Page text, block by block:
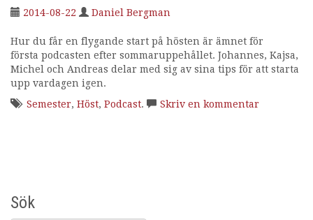
e
r
2014-08-22 Daniel Bergman
Hur du får en flygande start på hösten är ämnet för
första podcasten efter sommaruppehållet. Johannes, Kajsa,
Michel och Andreas delar med sig av sina tips för att starta
upp vardagen igen.
Semester, Höst, Podcast. Skriv en kommentar
Sök